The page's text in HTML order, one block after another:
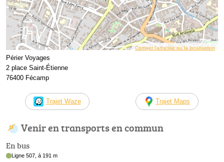
Corriger l’adresse ou la localisation
Périer Voyages
2 place Saint-Étienne
76400 Fécamp
Trajet Waze Trajet Maps
Venir en transports en commun
En bus
Ligne 507, à 191 m